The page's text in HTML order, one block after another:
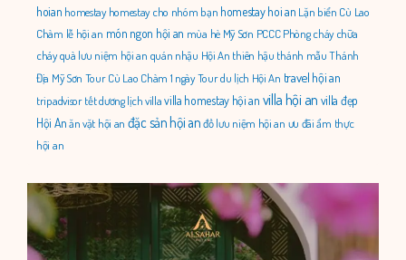
hoian homestay homestay cho nhóm bạn homestay hoi an Lặn biển Cù Lao
Chàm lễ hội an món ngon hội an mùa hè Mỹ Sơn PCCC Phòng cháy chữa
cháyquà lưu niệm hội an quán nhậu Hội An thiên hậu thánh mẫu Thánh
Địa Mỹ Sơn Tour Cù Lao Chàm 1 ngàyTour du lịch Hội An travel hội an
tripadvisor tết dương lịchvillavilla homestay hội an villa hội an villa đẹp
Hội Anăn vặt hội an đặc sản hội an đồ lưu niệm hội an ưu đãi ẩm thực
hội an